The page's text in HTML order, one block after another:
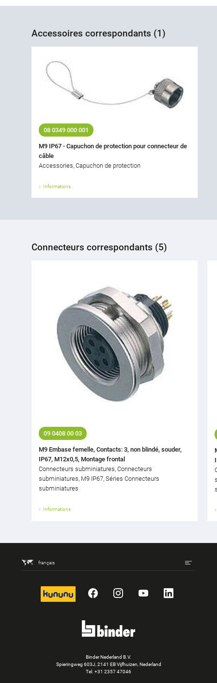
Accessoires correspondants (1)
08 0349 000 001
M9 IP67 - Capuchon de protection pour connecteur de
câble
Accessories, Capuchon de protection
Informations
Connecteurs correspondants (5)
09 0408 00 03
M9 Embase femelle, Contacts: 3, non blindé, souder,
IP67, M12x0,5, Montage frontal
Connecteurs subminiatures, Connecteurs
subminiatures, M9 IP67, Séries Connecteurs
subminiatures
Informations
français
kununu FacebookInstagram
YouTubeLinkedIn
Binder Nederland B.V.
Spieringweg 603J, 2141 EB Vijfhuizen, Nederland
Tel. +31 2357 47046